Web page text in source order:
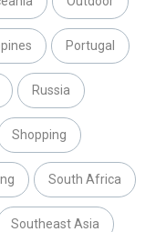
Portugal
Russia
Shopping
South Africa
Southeast Asia